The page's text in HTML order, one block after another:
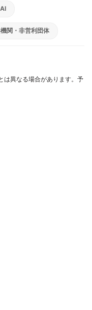
関・非営利団体
は異なる場合があります。予